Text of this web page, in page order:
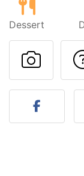
Dessert